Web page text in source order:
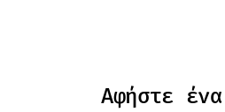
Αφήστε